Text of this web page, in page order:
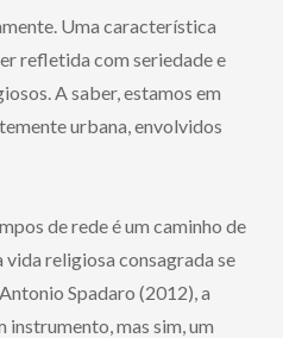
Uma característica
refletida com seriedade e
A saber, estamos em
urbana, envolvidos
de rede é um caminho de
religiosa consagrada se
Spadaro (2012), a
instrumento, mas sim, um